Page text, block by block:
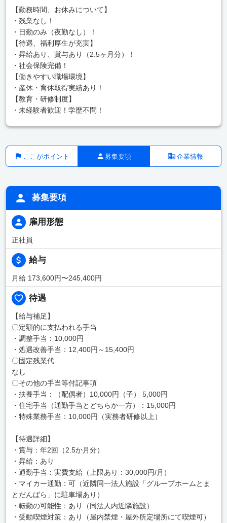
【勤務時間、お休みについて】
・残業なし！
・日勤のみ（夜勤なし）！
【待遇、福利厚生が充実】
・昇給あり、賞与あり（2.5ヶ月分）！
・社会保険完備！
【働きやすい職場環境】
・産休・育休取得実績あり！
【教育・研修制度】
・未経験者歓迎！学歴不問！
ここがポイント 募集要項 企業情報
募集要項
雇用形態
正社員
給与
月給 173,600円〜245,400円
待遇
【給与補足】
〇定額的に支払われる手当
・調整手当：10,000円
・処遇改善手当：12,400円～15,400円
〇固定残業代
なし
〇その他の手当等付記事項
・扶養手当：（配偶者）10,000円（子） 5,000円
・住宅手当（通勤手当とどちらか一方）：15,000円
・特殊業務手当：10,000円（実務者研修以上）
【待遇詳細】
・賞与：年2回（2.5か月分）
・昇給：あり
・通勤手当：実費支給（上限あり：30,000円/月）
・マイカー通勤：可（近隣同一法人施設「グループホームとま
とだんばら」に駐車場あり）
・転勤の可能性：あり（同法人内近隣施設）
・受動喫煙対策：あり（屋内禁煙・屋外所定場所にて喫煙可）